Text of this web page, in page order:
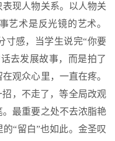
现人物关系。以人物关
艺术是反光镜的艺术。
寸感，当学生说完“你要
去发展故事，而是拍了
观众心里，一直在疼。
，不走了，等全局改观
最重要之处不去浓脂艳
“留白”也如此。金圣叹